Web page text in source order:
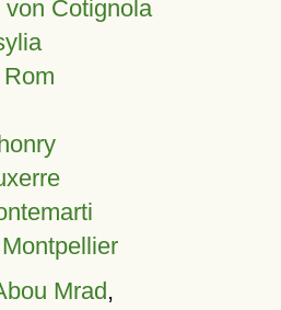
Cotignola
Mrad,